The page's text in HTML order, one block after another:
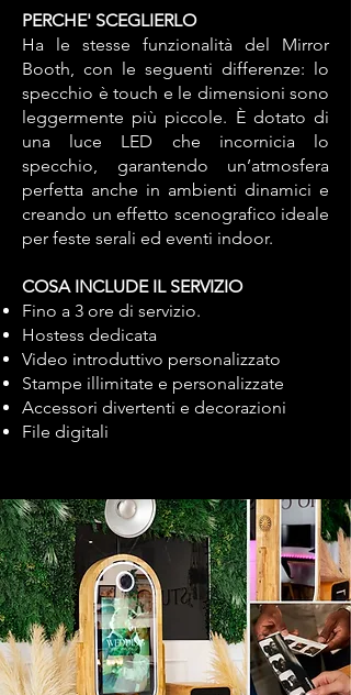
PERCHE' SCEGLIERLO
Ha le stesse funzionalità del Mirror
Booth, con le seguenti differenze: lo
specchio è touch e le dimensioni sono
leggermente più piccole. È dotato di
una luce LED che incornicia lo
specchio, garantendo un’atmosfera
perfetta anche in ambienti dinamici e
creando un effetto scenografico ideale
per feste serali ed eventi indoor.
COSA INCLUDE IL SERVIZIO
Fino a 3 ore di servizio.
Hostess dedicata
Video introduttivo personalizzato
Stampe illimitate e personalizzate
Accessori divertenti e decorazioni
File digitali ​